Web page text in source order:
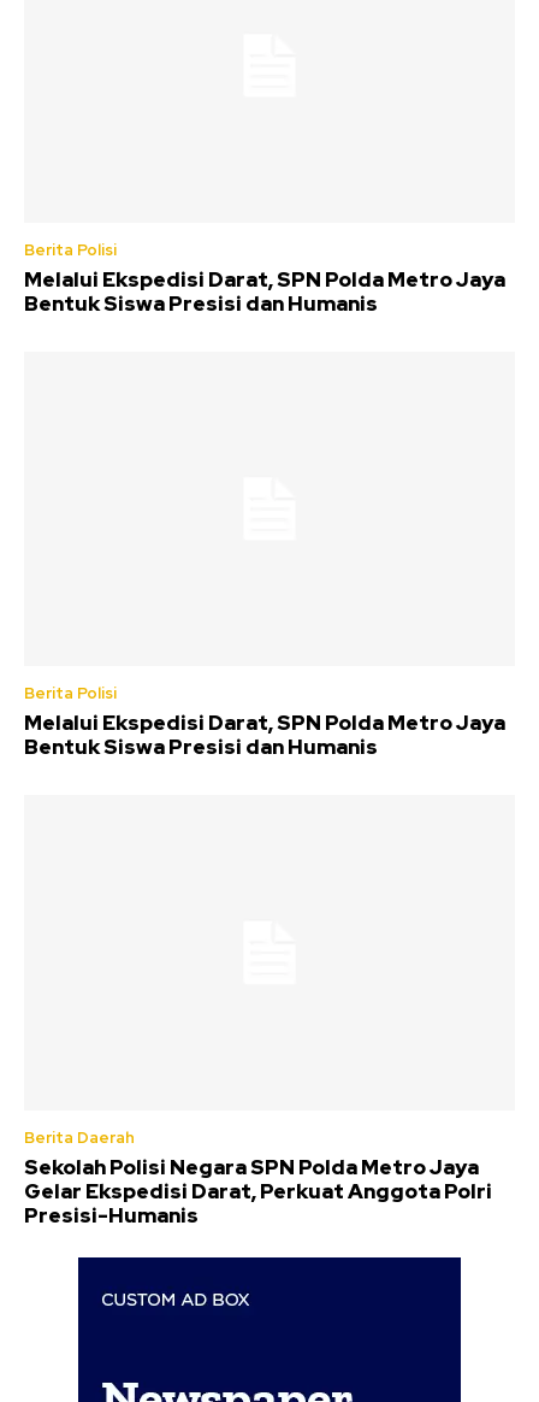
Berita Polisi
Melalui Ekspedisi Darat, SPN Polda Metro Jaya
Bentuk Siswa Presisi dan Humanis
Berita Polisi
Melalui Ekspedisi Darat, SPN Polda Metro Jaya
Bentuk Siswa Presisi dan Humanis
Berita Daerah
Sekolah Polisi Negara SPN Polda Metro Jaya
Gelar Ekspedisi Darat, Perkuat Anggota Polri
Presisi-Humanis